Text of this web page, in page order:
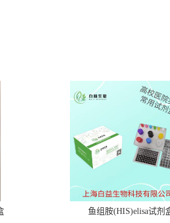
鱼组胺(HIS)elisa试剂